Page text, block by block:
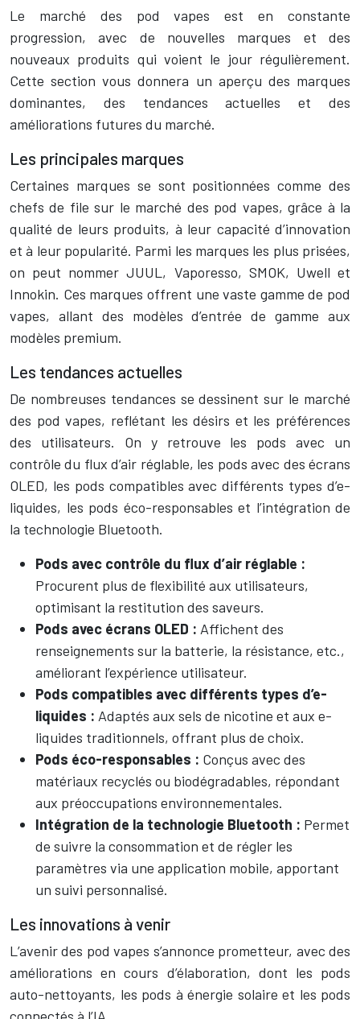
Le marché des pod vapes est en constante
progression, avec de nouvelles marques et des
nouveaux produits qui voient le jour régulièrement.
Cette section vous donnera un aperçu des marques
dominantes, des tendances actuelles et des
améliorations futures du marché.
Les principales marques
Certaines marques se sont positionnées comme des
chefs de file sur le marché des pod vapes, grâce à la
qualité de leurs produits, à leur capacité d’innovation
et à leur popularité. Parmi les marques les plus prisées,
on peut nommer JUUL, Vaporesso, SMOK, Uwell et
Innokin. Ces marques offrent une vaste gamme de pod
vapes, allant des modèles d’entrée de gamme aux
modèles premium.
Les tendances actuelles
De nombreuses tendances se dessinent sur le marché
des pod vapes, reflétant les désirs et les préférences
des utilisateurs. On y retrouve les pods avec un
contrôle du flux d’air réglable, les pods avec des écrans
OLED, les pods compatibles avec différents types d’e-
liquides, les pods éco-responsables et l’intégration de
la technologie Bluetooth.
Pods avec contrôle du flux d’air réglable :
Procurent plus de flexibilité aux utilisateurs,
optimisant la restitution des saveurs.
Pods avec écrans OLED : Affichent des
renseignements sur la batterie, la résistance, etc.,
améliorant l’expérience utilisateur.
Pods compatibles avec différents types d’e-
liquides : Adaptés aux sels de nicotine et aux e-
liquides traditionnels, offrant plus de choix.
Pods éco-responsables : Conçus avec des
matériaux recyclés ou biodégradables, répondant
aux préoccupations environnementales.
Intégration de la technologie Bluetooth : Permet
de suivre la consommation et de régler les
paramètres via une application mobile, apportant
un suivi personnalisé.
Les innovations à venir
L’avenir des pod vapes s’annonce prometteur, avec des
améliorations en cours d’élaboration, dont les pods
auto-nettoyants, les pods à énergie solaire et les pods